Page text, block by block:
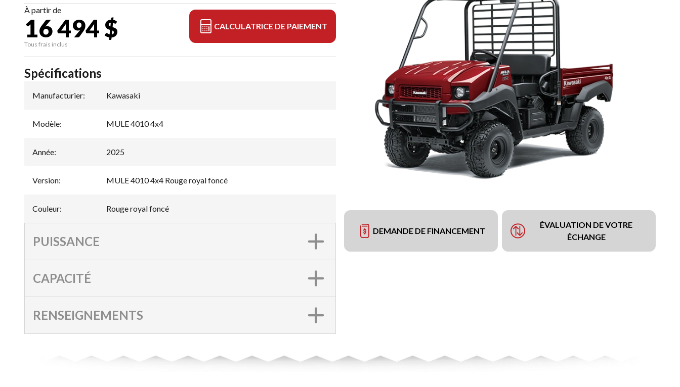
À partir de
16 494 $
Tous frais inclus
CALCULATRICE DE PAIEMENT
DEMANDE DE FINANCEMENT
ÉVALUATION DE VOTRE
ÉCHANGE
Spécifications
Manufacturier: Kawasaki
Modèle: MULE 4010 4x4
Année: 2025
Version: MULE 4010 4x4 Rouge royal foncé
Couleur: Rouge royal foncé
PUISSANCE
CAPACITÉ
RENSEIGNEMENTS